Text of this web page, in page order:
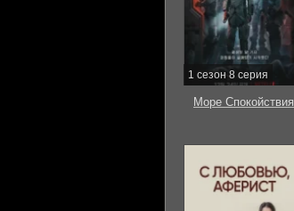
1 сезон 8 серия
Море Спокойствия